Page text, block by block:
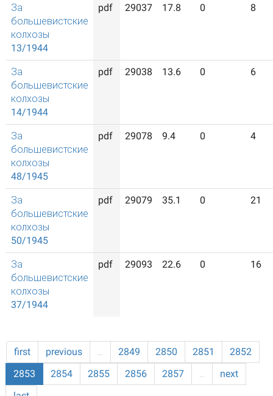
За
большевистские
колхозы
13/1944
pdf 29037 17.8 0 8
За
большевистские
колхозы
14/1944
pdf 29038 13.6 0 6
За
большевистские
колхозы
48/1945
pdf 29078 9.4 0 4
За
большевистские
колхозы
50/1945
pdf 29079 35.1 0 21
За
большевистские
колхозы
37/1944
pdf 29093 22.6 0 16
first previous … 2849 2850 2851
2852
2853
2854 2855 2856 2857 …
next